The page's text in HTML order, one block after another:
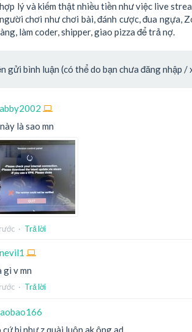
lý và kiếm thật nhiều tiền như việc live
chơi như chơi bài, đánh cược, đua ngựa,
làm coder, shipper, giao pizza để trả nợ.
gửi bình luận (có thể do bạn chưa đăng nhập /
là sao mn
· Trả lời
gì v mn
· Trả lời
cứ bị như z quài luôn ak ông ad